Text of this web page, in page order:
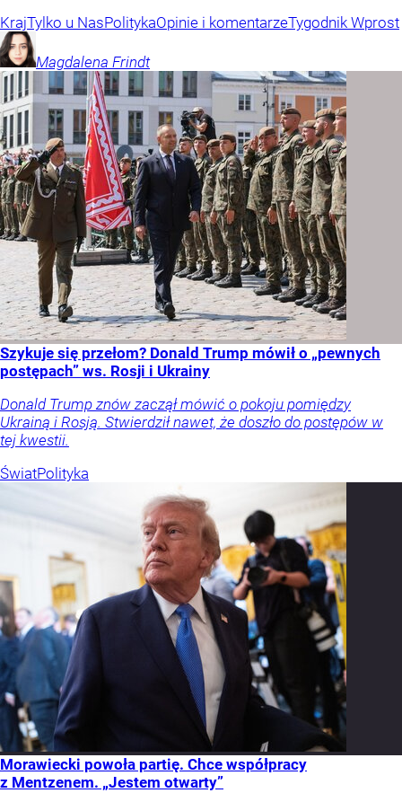
KrajTylko u NasPolitykaOpinie i komentarzeTygodnik Wprost
Magdalena Frindt
Szykuje się przełom? Donald Trump mówił o „pewnych
postępach” ws. Rosji i Ukrainy
Donald Trump znów zaczął mówić o pokoju pomiędzy
Ukrainą i Rosją. Stwierdził nawet, że doszło do postępów w
tej kwestii.
ŚwiatPolityka
Morawiecki powoła partię. Chce współpracy
z Mentzenem. „Jestem otwarty”